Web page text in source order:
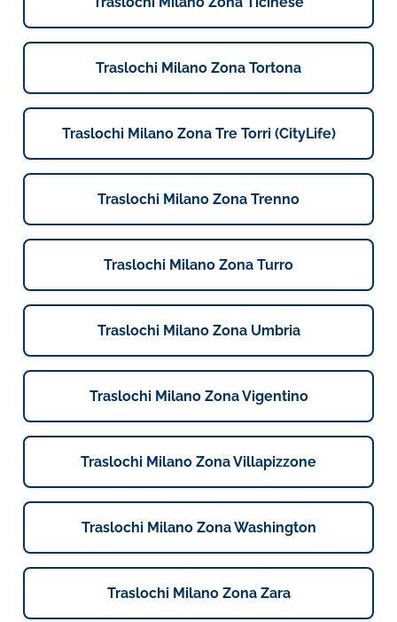
Traslochi Milano Zona Tortona
Traslochi Milano Zona Tre Torri (CityLife)
Traslochi Milano Zona Trenno
Traslochi Milano Zona Turro
Traslochi Milano Zona Umbria
Traslochi Milano Zona Vigentino
Traslochi Milano Zona Villapizzone
Traslochi Milano Zona Washington
Traslochi Milano Zona Zara